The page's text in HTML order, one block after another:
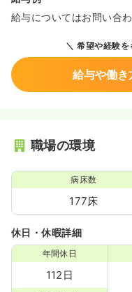
給与についてはお問い合
希望や経験を
給与や働き
職場の環境
病床数
177床
休日・休暇詳細
年間休日
112日